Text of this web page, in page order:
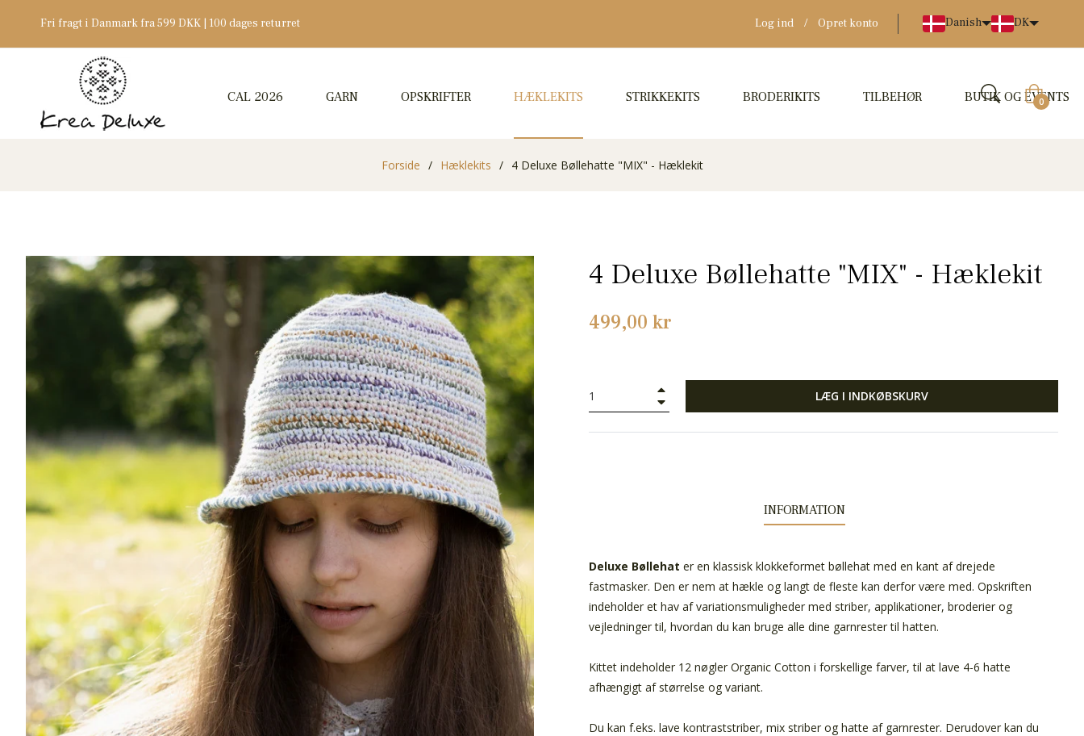
Fri fragt i Danmark fra 599 DKK | 100 dages returret Log ind / Opret konto Danish DK
CAL 2026 GARN OPSKRIFTER HÆKLEKITS STRIKKEKITS BRODERIKITS TILBEHØR BUTIK OG EVENTS
0
Forside / Hæklekits / 4 Deluxe Bøllehatte "MIX" - Hæklekit
4 Deluxe Bøllehatte "MIX" - Hæklekit
Normalpris
499,00 kr
LÆG I INDKØBSKURV
INFORMATION
Deluxe Bøllehat er en klassisk klokkeformet bøllehat med en kant af drejede
fastmasker. Den er nem at hækle og langt de fleste kan derfor være med. Opskriften
indeholder et hav af variationsmuligheder med striber, applikationer, broderier og
vejledninger til, hvordan du kan bruge alle dine garnrester til hatten.
Kittet indeholder 12 nøgler Organic Cotton i forskellige farver, til at lave 4-6 hatte
afhængigt af størrelse og variant.
Du kan f.eks. lave kontraststriber, mix striber og hatte af garnrester. Derudover kan du